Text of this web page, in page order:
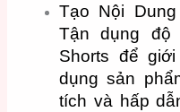
Tạo Nội
Tận dụng độ
Shorts để
dụng sản
tích và hấp